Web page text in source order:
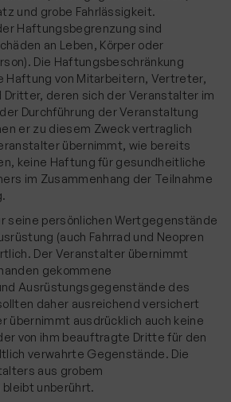
und grobe Fahrlässigkeit.
Haftungsbegrenzung sind
an Leben, Körper oder
Die Haftungsbeschränkung
Haftung von Mitarbeitern, Vertreter,
Dritter, deren sich der Veranstalter im
Durchführung der Veranstaltung
er zu diesem Zweck vertraglich
übernimmt, wie bereits
keine Haftung für gesundheitliche
im Zusammenhang der Teilnahme
seine persönlichen Wertgegenstände
(auch Fahrrad und Neopren
Der Veranstalter übernimmt
gekommene
Ausrüstungsgegenstände des
daher ausreichend versichert
übernimmt ausdrücklich auch keine
von ihm beauftragte Dritte für den
verwahrte Gegenstände. Die
aus grobem
unberührt.